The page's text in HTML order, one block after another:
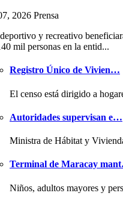
2026 Prensa
y recreativo
mil personas en la entid...
Registro Único de Vivien…
El censo está dirigido a
Autoridades supervisan e…
Ministra de Hábitat y
Terminal de Maracay
Niños, adultos mayores y